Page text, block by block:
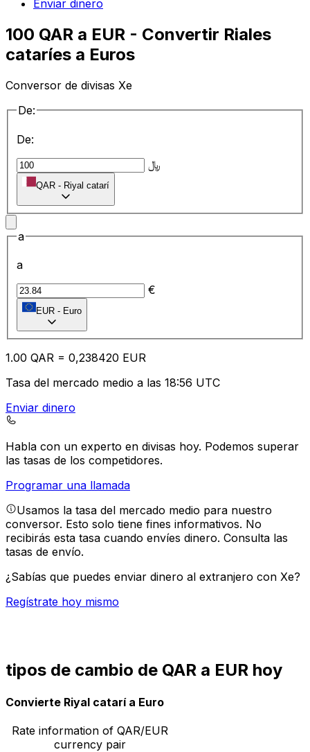
Enviar dinero
100 QAR a EUR - Convertir Riales
cataríes a Euros
Conversor de divisas Xe
De:
De:
﷼
QAR - Riyal catarí
a
a
€
EUR - Euro
1.00 QAR = 0,238420 EUR
Tasa del mercado medio a las 18:56 UTC
Enviar dinero
Habla con un experto en divisas hoy. Podemos superar
las tasas de los competidores.
Programar una llamada
Usamos la tasa del mercado medio para nuestro
conversor. Esto solo tiene fines informativos. No
recibirás esta tasa cuando envíes dinero. Consulta las
tasas de envío.
¿Sabías que puedes enviar dinero al extranjero con Xe?
Regístrate hoy mismo
tipos de cambio de QAR a EUR hoy
Convierte Riyal catarí a Euro
Rate information of QAR/EUR
currency pair